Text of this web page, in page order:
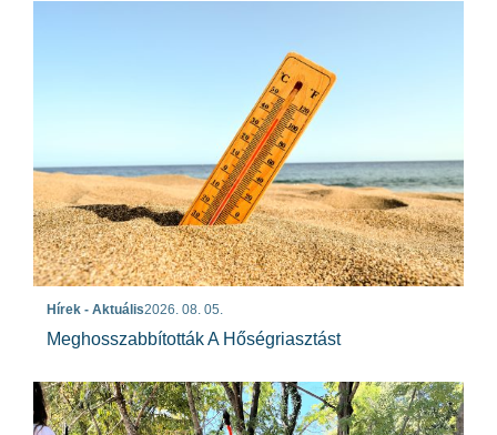
Hírek - Aktuális2026. 08. 05.
Meghosszabbították A Hőségriasztást